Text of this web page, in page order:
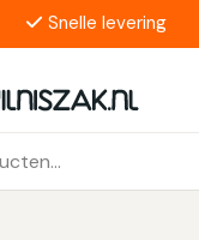
Snelle levering
4.9/5
17 reviews
automatisch